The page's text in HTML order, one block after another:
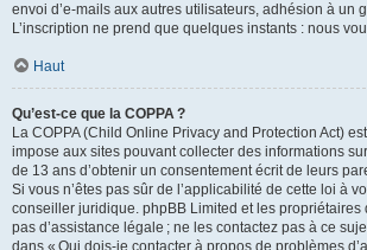
envoi d’e-mails aux autres utilisateurs, adhésion à un
L’inscription ne prend que quelques instants : nous
Haut
Qu’est-ce que la COPPA ?
La COPPA (Child Online Privacy and Protection Act)
impose aux sites pouvant collecter des informations
de 13 ans d’obtenir un consentement écrit de leurs
Si vous n’êtes pas sûr de l’applicabilité de cette loi à
conseiller juridique. phpBB Limited et les propriétaires
pas d’assistance légale ; ne les contactez pas à ce
dans « Qui dois-je contacter à propos de problèmes